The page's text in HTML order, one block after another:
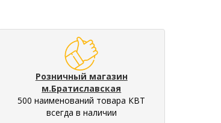
Розничный магазин
м.Братиславская
500 наименований товара КВТ
всегда в наличии